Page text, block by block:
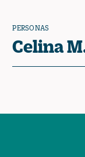
PERSONAS
Celina